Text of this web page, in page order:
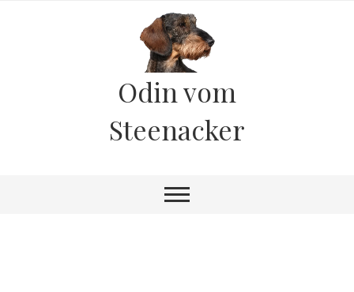
Odin vom
Steenacker